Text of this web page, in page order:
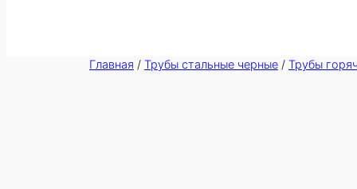
Главная / Трубы стальные черные / Трубы